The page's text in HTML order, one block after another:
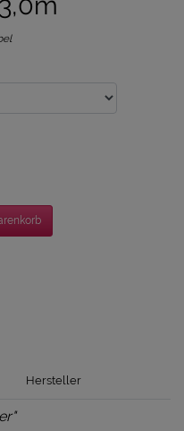
Hersteller